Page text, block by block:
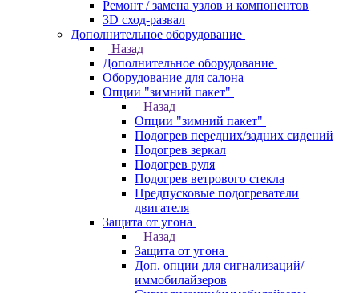
Ремонт / замена узлов и компонентов
3D сход-развал
Дополнительное оборудование
Назад
Дополнительное оборудование
Оборудование для салона
Опции "зимний пакет"
Назад
Опции "зимний пакет"
Подогрев передних/задних сидений
Подогрев зеркал
Подогрев руля
Подогрев ветрового стекла
Предпусковые подогреватели
двигателя
Защита от угона
Назад
Защита от угона
Доп. опции для сигнализаций/
иммобилайзеров